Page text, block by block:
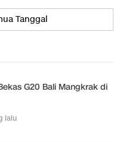
G20 Bali Mangkrak di
lalu